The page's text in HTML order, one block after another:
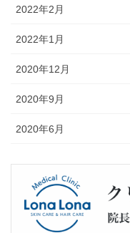
2022年2月
2022年1月
2020年12月
2020年9月
2020年6月